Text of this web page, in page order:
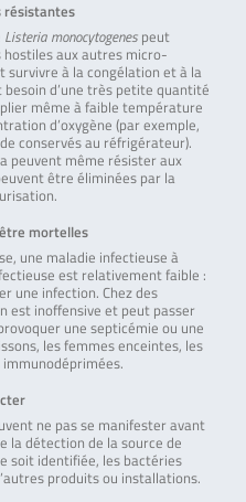
résistantes
Listeria monocytogenespeut
aux autres micro-
survivre à la congélation et à la
d’une très petite quantité
même à faible température
d’oxygène (par exemple,
conservés au réfrigérateur).
peuvent même résister aux
être éliminées par la
mortelles
une maladie infectieuse à
est relativement faible :
une infection. Chez des
est inoffensive et peut passer
une septicémie ou une
les femmes enceintes, les
ne pas se manifester avant
la détection de la source de
soit identifiée, les bactéries
produits ou installations.